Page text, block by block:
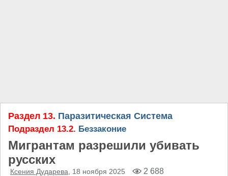
Раздел 13. Паразитическая Система
Подраздел 13.2. Беззаконие
Мигрантам разрешили убивать
русских
Ксения Дударева , 18 ноября 2025 2 688